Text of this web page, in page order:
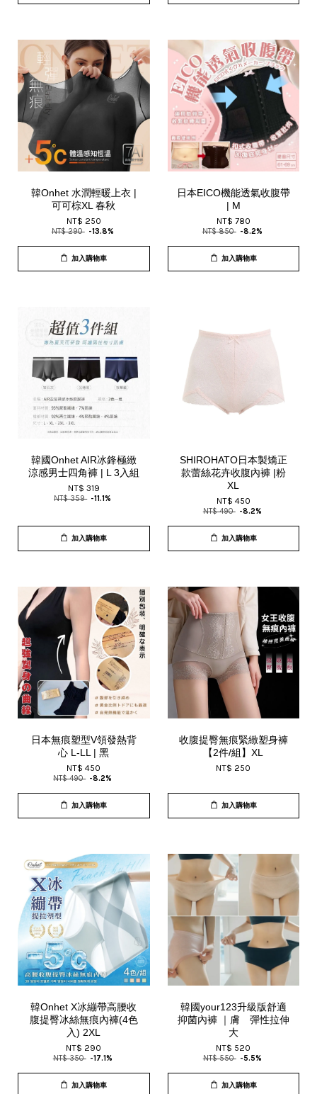
韓Onhet 水潤輕暖上衣 |
可可棕XL 春秋
NT$ 250
NT$ 290 -13.8%
加入購物車
日本EICO機能透氣收腹帶
| M
NT$ 780
NT$ 850 -8.2%
加入購物車
韓國Onhet AIR冰鋒極緻
涼感男士四角褲 | L 3入組
NT$ 319
NT$ 359 -11.1%
加入購物車
SHIROHATO日本製矯正
款蕾絲花卉收腹內褲 |粉
XL
NT$ 450
NT$ 490 -8.2%
加入購物車
日本無痕塑型V領發熱背
心 L-LL | 黑
NT$ 450
NT$ 490 -8.2%
加入購物車
收腹提臀無痕緊緻塑身褲
【2件/組】XL
NT$ 250
加入購物車
韓Onhet X冰繃帶高腰收
腹提臀冰絲無痕內褲(4色
入) 2XL
NT$ 290
NT$ 350 -17.1%
加入購物車
韓國your123升級版舒適
抑菌內褲 ｜膚 彈性拉伸
大
NT$ 520
NT$ 550 -5.5%
加入購物車